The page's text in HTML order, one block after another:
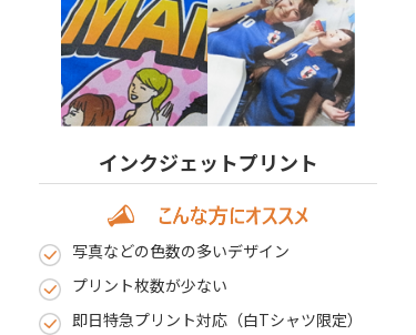
インクジェットプリント
写真などの色数の多いデザイン
プリント枚数が少ない
即日特急プリント対応（白Tシャツ限定）